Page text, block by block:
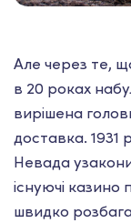
Але через те,
в 20 роках
вирішена
доставка. 1931
Невада
існуючі казино
швидко